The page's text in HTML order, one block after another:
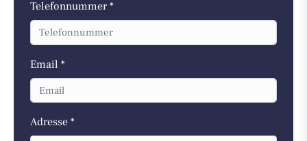
Telefonnummer *
Email *
Adresse *